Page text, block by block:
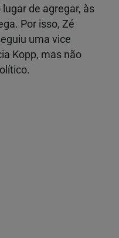
de agregar, às
Por isso, Zé
uma vice
Kopp, mas não